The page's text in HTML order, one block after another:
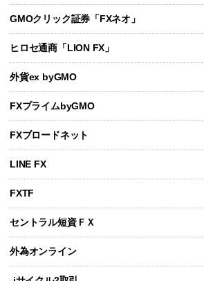
GMOクリック証券「FXネオ」
ヒロセ通商「LION FX」
外貨ex byGMO
FXプライムbyGMO
FXブロードネット
LINE FX
FXTF
セントラル短資ＦＸ
外為オンライン